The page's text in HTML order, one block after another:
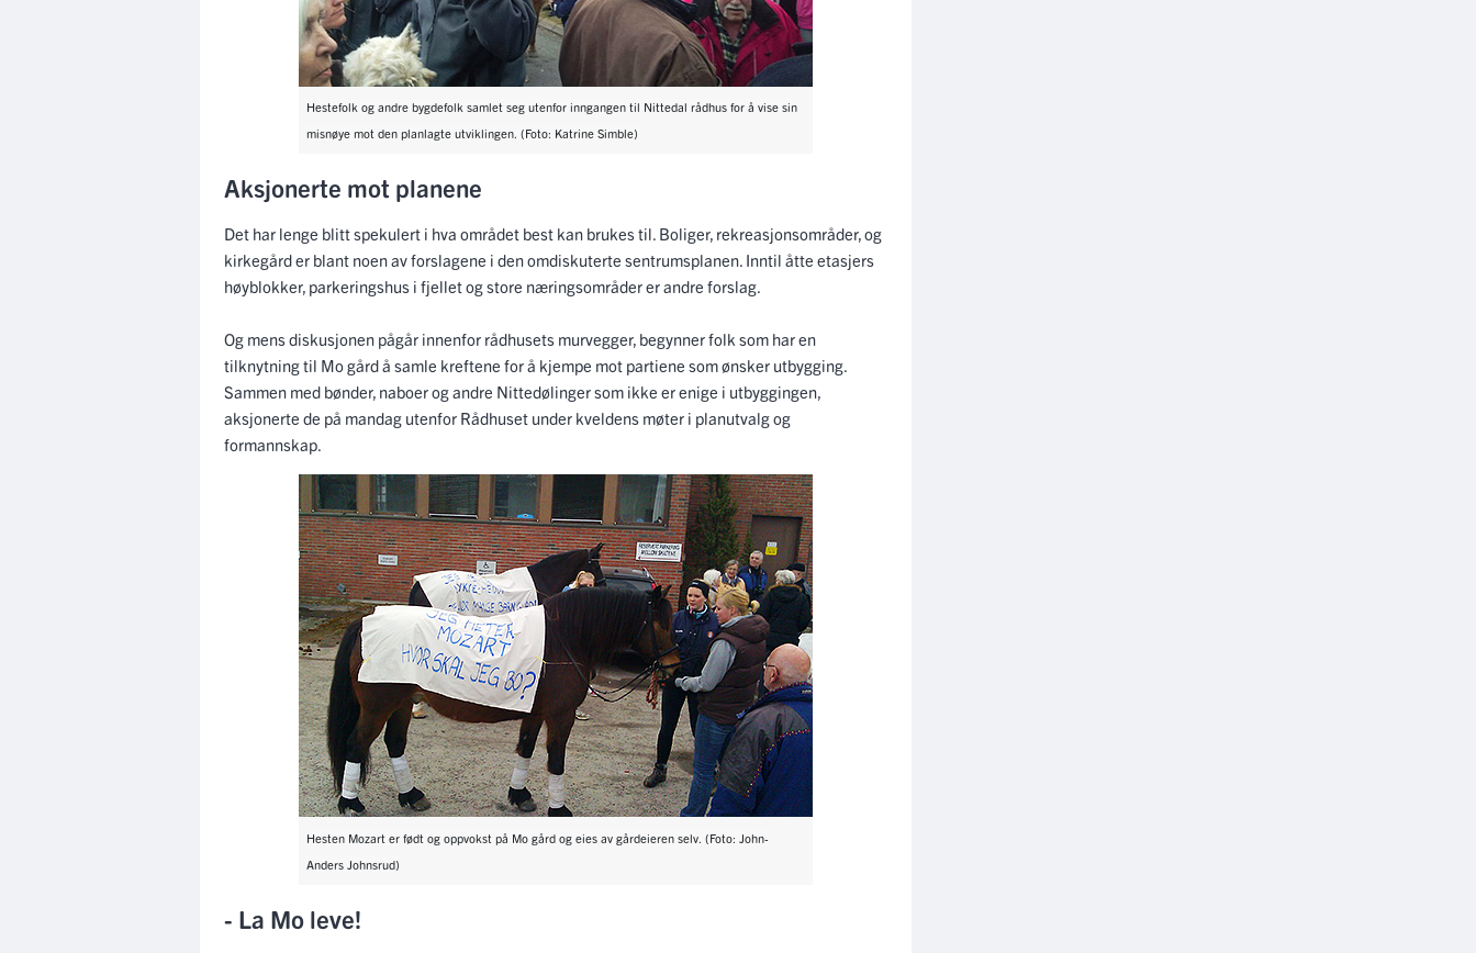
Hestefolk og andre bygdefolk samlet seg utenfor inngangen til Nittedal rådhus for å vise sin
misnøye mot den planlagte utviklingen. (Foto: Katrine Simble)
Aksjonerte mot planene
Det har lenge blitt spekulert i hva området best kan brukes til. Boliger, rekreasjonsområder, og
kirkegård er blant noen av forslagene i den omdiskuterte sentrumsplanen. Inntil åtte etasjers
høyblokker, parkeringshus i fjellet og store næringsområder er andre forslag.
Og mens diskusjonen pågår innenfor rådhusets murvegger, begynner folk som har en
tilknytning til Mo gård å samle kreftene for å kjempe mot partiene som ønsker utbygging.
Sammen med bønder, naboer og andre Nittedølinger som ikke er enige i utbyggingen,
aksjonerte de på mandag utenfor Rådhuset under kveldens møter i planutvalg og
formannskap.
Hesten Mozart er født og oppvokst på Mo gård og eies av gårdeieren selv. (Foto: John-
Anders Johnsrud)
- La Mo leve!